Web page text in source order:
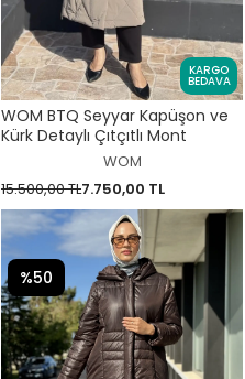
KARGO
BEDAVA
WOM BTQ Seyyar Kapüşon ve
Kürk Detaylı Çıtçıtlı Mont
WOM
15.500,00 TL7.750,00 TL
%50